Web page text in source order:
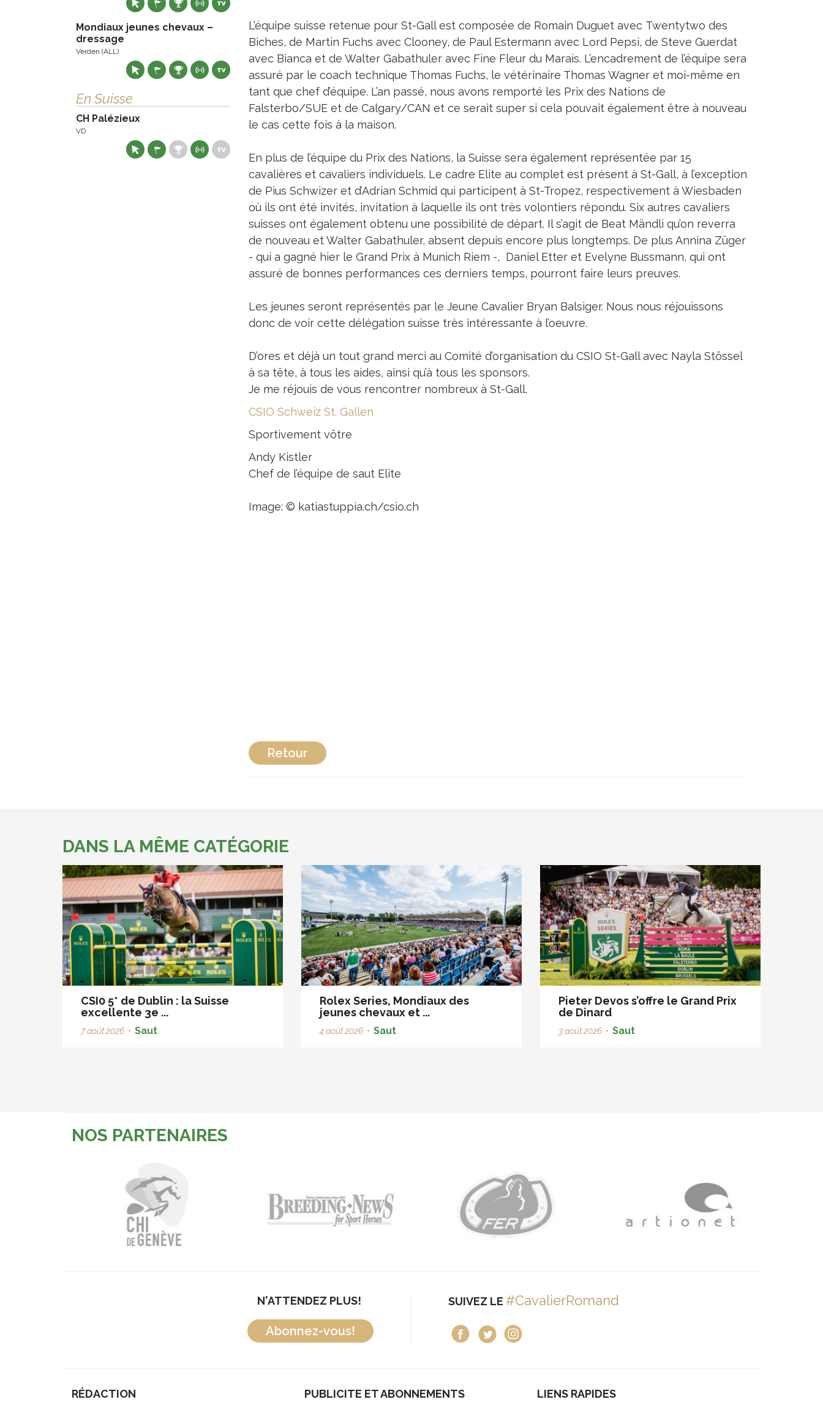
L’équipe suisse retenue pour St-Gall est composée de Romain Duguet avec Twentytwo des
Biches, de Martin Fuchs avec Clooney, de Paul Estermann avec Lord Pepsi, de Steve Guerdat
avec Bianca et de Walter Gabathuler avec Fine Fleur du Marais. L’encadrement de l’équipe sera
assuré par le coach technique Thomas Fuchs, le vétérinaire Thomas Wagner et moi-même en
tant que chef d’équipe. L’an passé, nous avons remporté les Prix des Nations de
Falsterbo/SUE et de Calgary/CAN et ce serait super si cela pouvait également être à nouveau
le cas cette fois à la maison.
En plus de l’équipe du Prix des Nations, la Suisse sera également représentée par 15
cavalières et cavaliers individuels. Le cadre Elite au complet est présent à St-Gall, à l’exception
de Pius Schwizer et d’Adrian Schmid qui participent à St-Tropez, respectivement à Wiesbaden
où ils ont été invités, invitation à laquelle ils ont très volontiers répondu. Six autres cavaliers
suisses ont également obtenu une possibilité de départ. Il s’agit de Beat Mändli qu’on reverra
de nouveau et Walter Gabathuler, absent depuis encore plus longtemps. De plus Annina Züger
- qui a gagné hier le Grand Prix à Munich Riem -, Daniel Etter et Evelyne Bussmann, qui ont
assuré de bonnes performances ces derniers temps, pourront faire leurs preuves.
Les jeunes seront représentés par le Jeune Cavalier Bryan Balsiger. Nous nous réjouissons
donc de voir cette délégation suisse très intéressante à l’oeuvre.
D’ores et déjà un tout grand merci au Comité d’organisation du CSIO St-Gall avec Nayla Stössel
à sa tête, à tous les aides, ainsi qu’à tous les sponsors.
Je me réjouis de vous rencontrer nombreux à St-Gall.
CSIO Schweiz St. Gallen
Sportivement vôtre
Andy Kistler
Chef de l’équipe de saut Elite
Image: © katiastuppia.ch/csio.ch
Retour
Mondiaux jeunes chevaux –
dressage
Verden (ALL)
En Suisse
CH Palézieux
VD
DANS LA MÊME CATÉGORIE
CSI0 5* de Dublin : la Suisse
excellente 3e ...
7 août 2026 • Saut
Rolex Series, Mondiaux des
jeunes chevaux et ...
4 août 2026 • Saut
Pieter Devos s’offre le Grand Prix
de Dinard
3 août 2026 • Saut
NOS PARTENAIRES
N'ATTENDEZ PLUS!
Abonnez-vous!
SUIVEZ LE #CavalierRomand
RÉDACTION PUBLICITE ET ABONNEMENTS LIENS RAPIDES